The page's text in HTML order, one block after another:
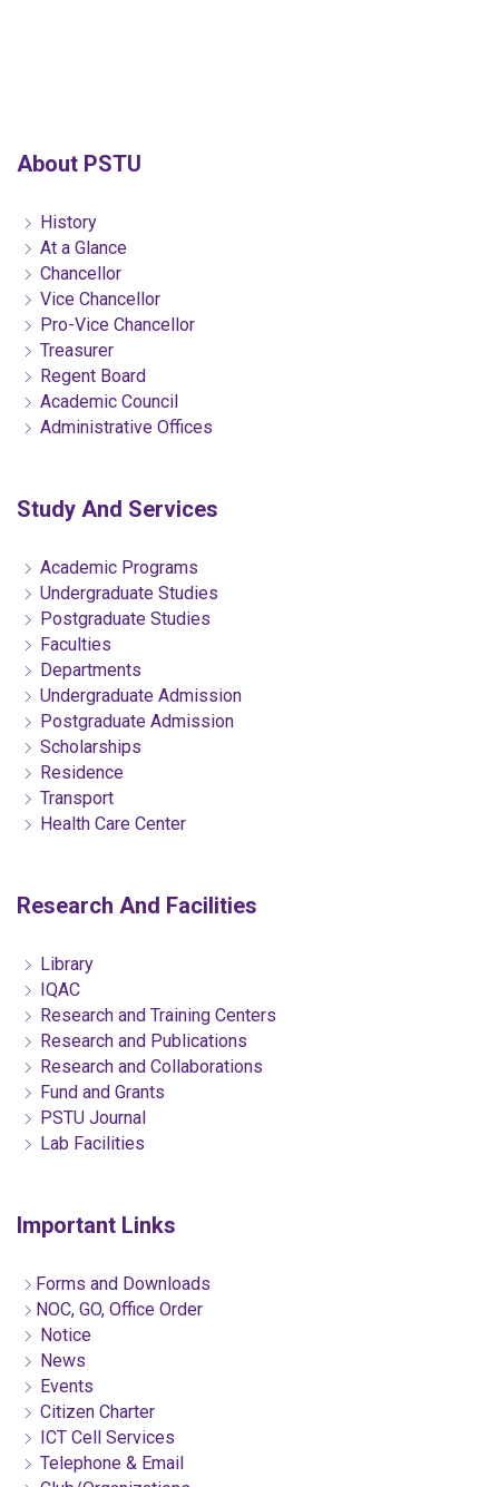
About PSTU
History
At a Glance
Chancellor
Vice Chancellor
Pro-Vice Chancellor
Treasurer
Regent Board
Academic Council
Administrative Offices
Study And Services
Academic Programs
Undergraduate Studies
Postgraduate Studies
Faculties
Departments
Undergraduate Admission
Postgraduate Admission
Scholarships
Residence
Transport
Health Care Center
Research And Facilities
Library
IQAC
Research and Training Centers
Research and Publications
Research and Collaborations
Fund and Grants
PSTU Journal
Lab Facilities
Important Links
Forms and Downloads
NOC, GO, Office Order
Notice
News
Events
Citizen Charter
ICT Cell Services
Telephone & Email